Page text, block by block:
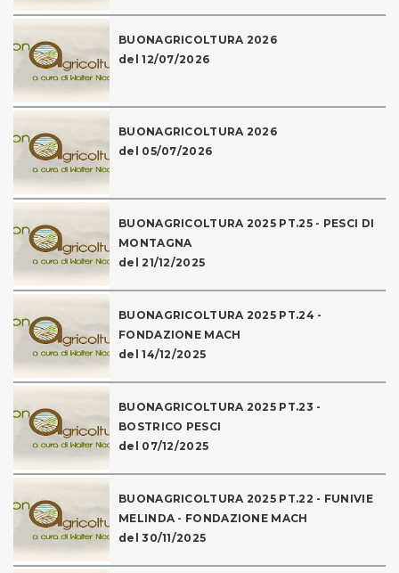
BUONAGRICOLTURA 2026
del 12/07/2026
BUONAGRICOLTURA 2026
del 05/07/2026
BUONAGRICOLTURA 2025 PT.25 - PESCI DI
MONTAGNA
del 21/12/2025
BUONAGRICOLTURA 2025 PT.24 -
FONDAZIONE MACH
del 14/12/2025
BUONAGRICOLTURA 2025 PT.23 -
BOSTRICO PESCI
del 07/12/2025
BUONAGRICOLTURA 2025 PT.22 - FUNIVIE
MELINDA - FONDAZIONE MACH
del 30/11/2025